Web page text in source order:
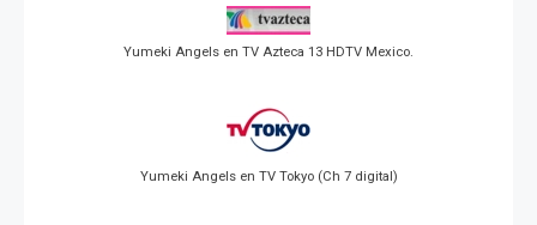
Yumeki Angels en TV Azteca 13 HDTV Mexico.
Yumeki Angels en TV Tokyo (Ch 7 digital)